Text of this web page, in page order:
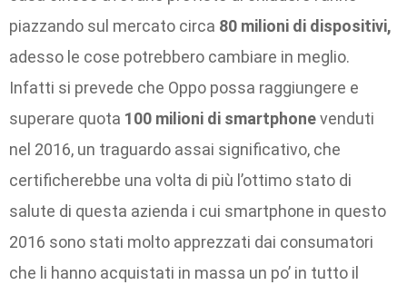
piazzando sul mercato circa 80 milioni di dispositivi,
adesso le cose potrebbero cambiare in meglio.
Infatti si prevede che Oppo possa raggiungere e
superare quota 100 milioni di smartphonevenduti
nel 2016, un traguardo assai significativo, che
certificherebbe una volta di più l’ottimo stato di
salute di questa azienda i cui smartphone in questo
2016 sono stati molto apprezzati dai consumatori
che li hanno acquistati in massa un po’ in tutto il